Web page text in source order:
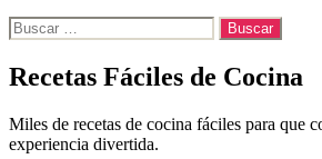
Buscar:
Recetas Fáciles de Cocina
Miles de recetas de cocina fáciles para que
experiencia divertida.